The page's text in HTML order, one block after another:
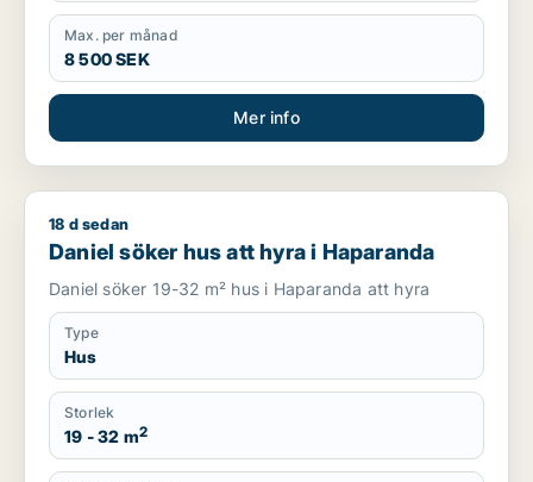
Max. per månad
8 500 SEK
Mer info
Daniel söker hus att hyra i Haparanda
18 d sedan
Daniel söker hus att hyra i Haparanda
Daniel söker 19-32 m² hus i Haparanda att hyra
Type
Hus
Storlek
19 - 32 m2